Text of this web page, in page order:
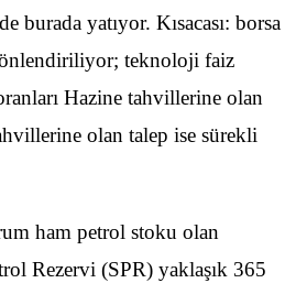
burada yatıyor. Kısacası: borsa
teknoloji faiz
Hazine tahvillerine olan
olan talep ise sürekli
ham petrol stoku olan
Rezervi (SPR) yaklaşık 365